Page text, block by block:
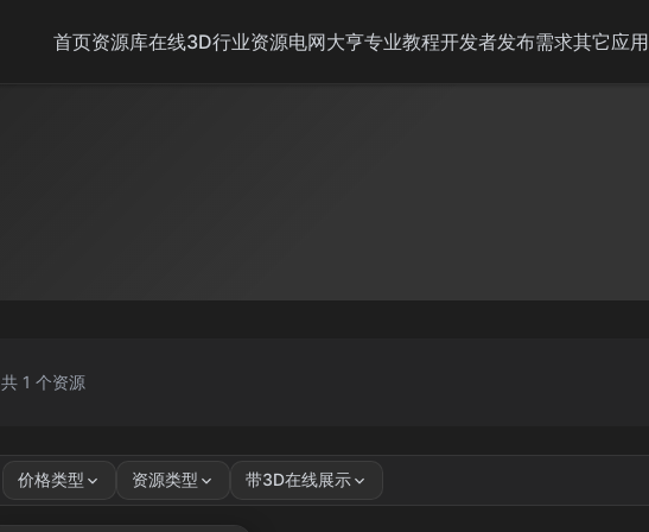
首页资源库在线3D行业资源电网大亨专业教程开发者发布需求其它应用
共 1 个资源
价格类型 资源类型 带3D在线展示